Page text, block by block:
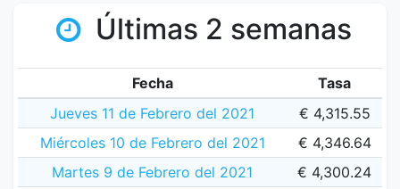
Últimas 2 semanas
Fecha
Tasa
Jueves 11 de Febrero del 2021
€ 4,315.55
Miércoles 10 de Febrero del 2021
€ 4,346.64
Martes 9 de Febrero del 2021
€ 4,300.24